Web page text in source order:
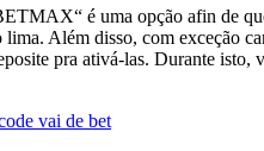
é uma opção afin de
Além disso, com exceção
pra ativá-las. Durante isto,
vai de bet